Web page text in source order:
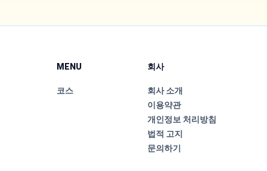
MENU
코스
회사
회사 소개
이용약관
개인정보 처리방침
법적 고지
문의하기